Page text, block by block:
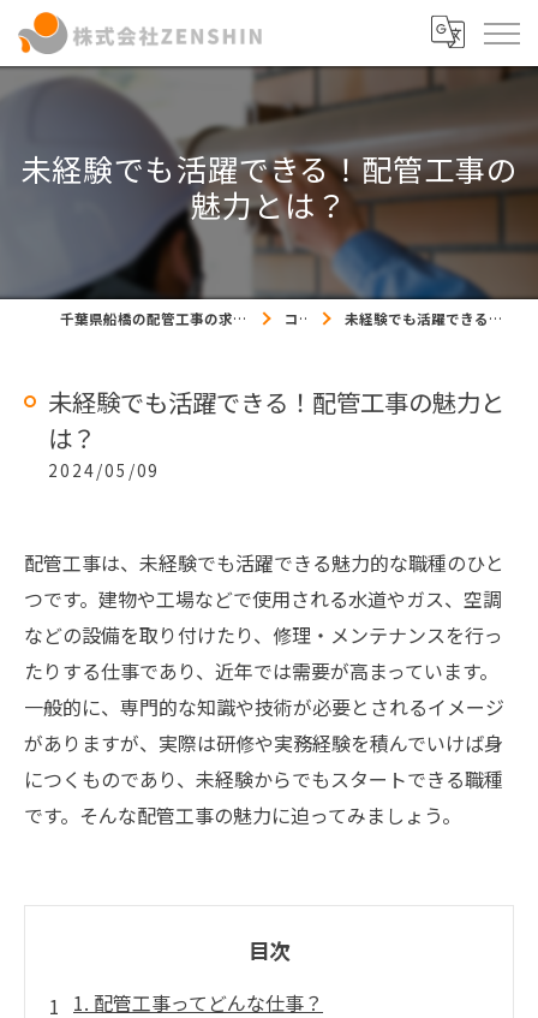
未経験でも活躍できる！配管工事の
魅力とは？
千葉県船橋の配管工事の求人なら株式会社ZENSHIN コラム 未経験でも活躍できる！配管工事の魅力とは？
未経験でも活躍できる！配管工事の魅力と
は？
2024/05/09
配管工事は、未経験でも活躍できる魅力的な職種のひと
つです。建物や工場などで使用される水道やガス、空調
などの設備を取り付けたり、修理・メンテナンスを行っ
たりする仕事であり、近年では需要が高まっています。
一般的に、専門的な知識や技術が必要とされるイメージ
がありますが、実際は研修や実務経験を積んでいけば身
につくものであり、未経験からでもスタートできる職種
です。そんな配管工事の魅力に迫ってみましょう。
目次
1. 配管工事ってどんな仕事？